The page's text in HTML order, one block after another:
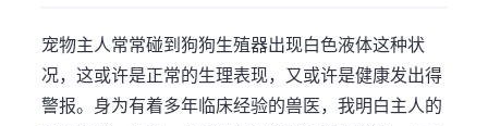
宠物主人常常碰到狗狗生殖器出现白色液体这种状
况，这或许是正常的生理表现，又或许是健康发出得
警报。身为有着多年临床经验的兽医，我明白主人的